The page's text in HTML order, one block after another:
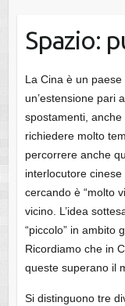
Spazio:
La Cina è un
un’estensione pari
spostamenti, anche
richiedere molto
percorrere anche
interlocutore
cercando è “molto
vicino. L’idea
“piccolo” in ambito
Ricordiamo che in
queste superano il
Si distinguono tre